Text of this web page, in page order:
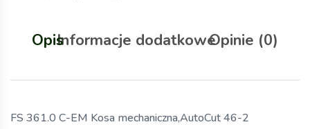
OpisInformacje dodatkoweOpinie (0)
FS 361.0 C-EM Kosa mechaniczna,AutoCut 46-2